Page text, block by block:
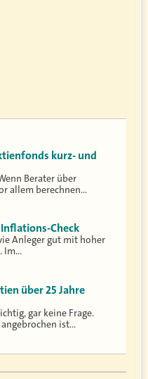
kurz- und
Berater über
allem berechnen…
Check
Anleger gut mit hoher
Im…
über 25 Jahre
gar keine Frage.
ist…